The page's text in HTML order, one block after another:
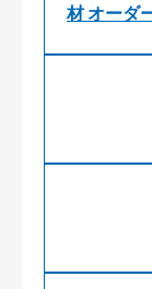
材 オーダ